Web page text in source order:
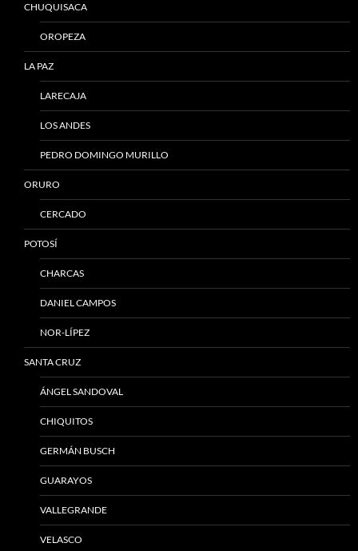
CHUQUISACA
OROPEZA
LA PAZ
LARECAJA
LOS ANDES
PEDRO DOMINGO MURILLO
ORURO
CERCADO
POTOSÍ
CHARCAS
DANIEL CAMPOS
NOR-LÍPEZ
SANTA CRUZ
ÁNGEL SANDOVAL
CHIQUITOS
GERMÁN BUSCH
GUARAYOS
VALLEGRANDE
VELASCO